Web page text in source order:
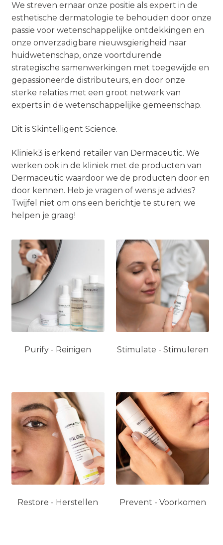
We streven ernaar onze positie als expert in de
esthetische dermatologie te behouden door onze
passie voor wetenschappelijke ontdekkingen en
onze onverzadigbare nieuwsgierigheid naar
huidwetenschap, onze voortdurende
strategische samenwerkingen met toegewijde en
gepassioneerde distributeurs, en door onze
sterke relaties met een groot netwerk van
experts in de wetenschappelijke gemeenschap.
Dit is Skintelligent Science.
Kliniek3 is erkend retailer van Dermaceutic. We
werken ook in de kliniek met de producten van
Dermaceutic waardoor we de producten door en
door kennen. Heb je vragen of wens je advies?
Twijfel niet om ons een berichtje te sturen; we
helpen je graag!
Purify - Reinigen Stimulate - Stimuleren
Restore - Herstellen Prevent - Voorkomen